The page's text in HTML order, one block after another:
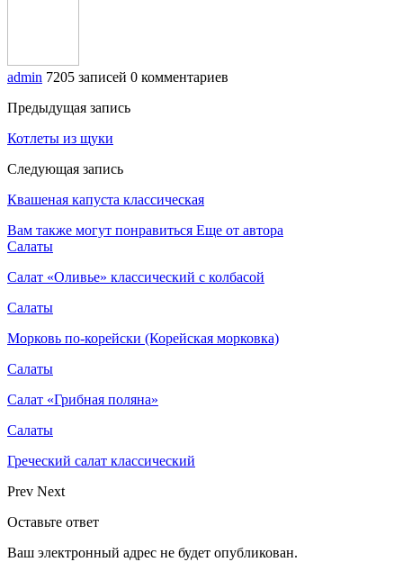
admin 7205 записей 0 комментариев
Предыдущая запись
Котлеты из щуки
Следующая запись
Квашеная капуста классическая
Вам также могут понравиться Еще от автора
Салаты
Салат «Оливье» классический с колбасой
Салаты
Морковь по-корейски (Корейская морковка)
Салаты
Салат «Грибная поляна»
Салаты
Греческий салат классический
Prev Next
Оставьте ответ
Ваш электронный адрес не будет опубликован.